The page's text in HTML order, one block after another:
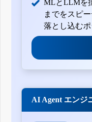
MLとLLMを
までをスピ
落とし込むポ
AI Agent エンジ